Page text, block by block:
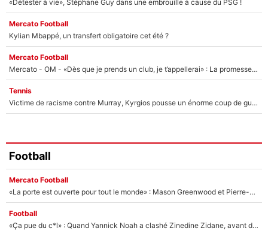
«Détester à vie», Stéphane Guy dans une embrouille à cause du PSG !
Mercato Football
Kylian Mbappé, un transfert obligatoire cet été ?
Mercato Football
Mercato - OM - «Dès que je prends un club, je t’appellerai» : La promesse de Marcelino au moment de claquer la porte
Tennis
Victime de racisme contre Murray, Kyrgios pousse un énorme coup de gueule !
Football
Mercato Football
«La porte est ouverte pour tout le monde» : Mason Greenwood et Pierre-Emerick Aubameyang ont quitté l'OM, Amine Gouiri balance sur la suite du mercato et sur la réaction du vestiaire !
Football
«Ça pue du c*l» : Quand Yannick Noah a clashé Zinedine Zidane, avant de se faire recadrer par le nouveau sélectionneur de l'équipe de France !